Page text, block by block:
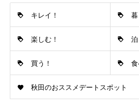
キレイ！ 暮
楽しむ！ 泊
買う！ 食
秋田のおススメデートスポット